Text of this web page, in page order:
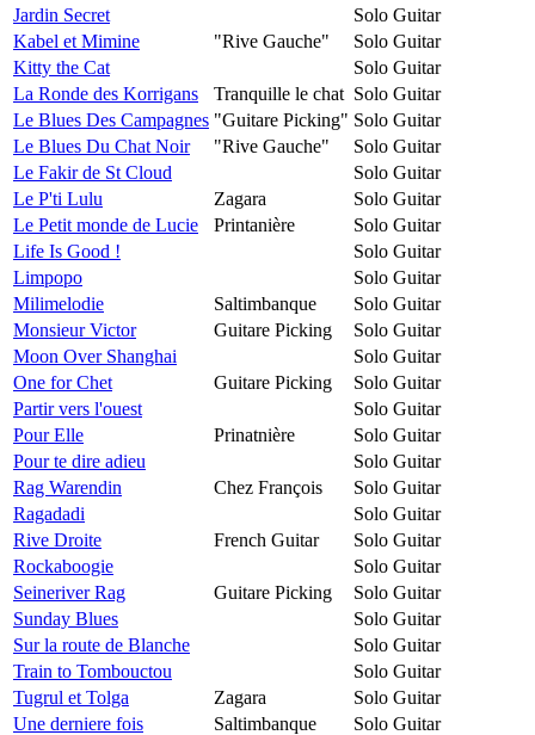
Jardin Secret
Solo Guitar
Kabel et Mimine
"Rive Gauche"
Solo Guitar
Kitty the Cat
Solo Guitar
La Ronde des Korrigans
Tranquille le chat Solo Guitar
Le Blues Des Campagnes "Guitare Picking" Solo Guitar
Le Blues Du Chat Noir
"Rive Gauche"
Solo Guitar
Le Fakir de St Cloud
Solo Guitar
Le P'ti Lulu
Zagara
Solo Guitar
Le Petit monde de Lucie
Printanière
Solo Guitar
Life Is Good !
Solo Guitar
Limpopo
Solo Guitar
Milimelodie
Saltimbanque
Solo Guitar
Monsieur Victor
Guitare Picking
Solo Guitar
Moon Over Shanghai
Solo Guitar
One for Chet
Guitare Picking
Solo Guitar
Partir vers l'ouest
Solo Guitar
Pour Elle
Prinatnière
Solo Guitar
Pour te dire adieu
Solo Guitar
Rag Warendin
Chez François
Solo Guitar
Ragadadi
Solo Guitar
Rive Droite
French Guitar
Solo Guitar
Rockaboogie
Solo Guitar
Seineriver Rag
Guitare Picking
Solo Guitar
Sunday Blues
Solo Guitar
Sur la route de Blanche
Solo Guitar
Train to Tombouctou
Solo Guitar
Tugrul et Tolga
Zagara
Solo Guitar
Une derniere fois
Saltimbanque
Solo Guitar